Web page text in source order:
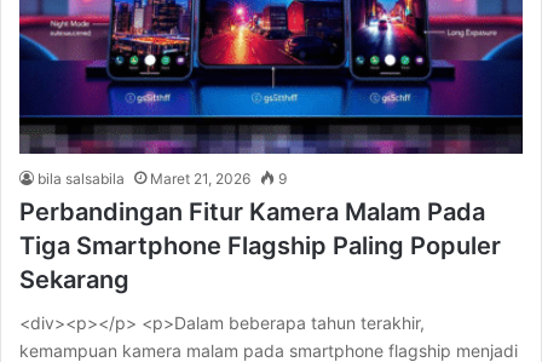
bila salsabila Maret 21, 2026 9
Perbandingan Fitur Kamera Malam Pada
Tiga Smartphone Flagship Paling Populer
Sekarang
<div><p></p> <p>Dalam beberapa tahun terakhir,
kemampuan kamera malam pada smartphone flagship menjadi